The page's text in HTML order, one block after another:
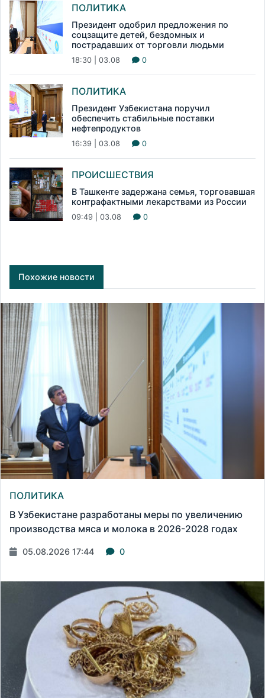
ПОЛИТИКА
Президент одобрил предложения по
соцзащите детей, бездомных и
пострадавших от торговли людьми
18:30 | 03.08 0
ПОЛИТИКА
Президент Узбекистана поручил
обеспечить стабильные поставки
нефтепродуктов
16:39 | 03.08 0
ПРОИСШЕСТВИЯ
В Ташкенте задержана семья, торговавшая
контрафактными лекарствами из России
09:49 | 03.08 0
Похожие новости
ПОЛИТИКА
В Узбекистане разработаны меры по увеличению
производства мяса и молока в 2026-2028 годах
05.08.2026 17:44 0